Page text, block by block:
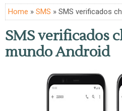
Home » SMS » SMS verificados
SMS verificados
mundo Android